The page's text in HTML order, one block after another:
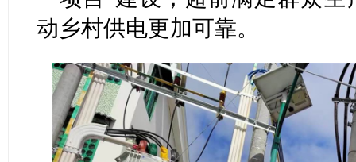
动乡村供电更加可靠。